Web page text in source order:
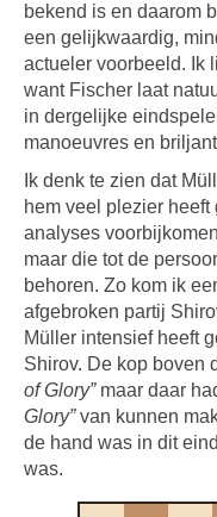
bekend is en daarom
een gelijkwaardig,
actueler voorbeeld. Ik
want Fischer laat
in dergelijke
manoeuvres en
Ik denk te zien dat
hem veel plezier
analyses
maar die tot de
behoren. Zo kom ik
afgebroken partij
Müller intensief heeft
Shirov. De kop boven
of Glory”maar daar
Glory”van kunnen
de hand was in dit
was.